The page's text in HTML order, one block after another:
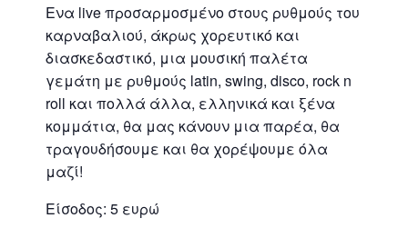
Ενα live προσαρμοσμένο στους ρυθμούς του
καρναβαλιού, άκρως χορευτικό και
διασκεδαστικό, μια μουσική παλέτα
γεμάτη με ρυθμούς latin, swing, disco, rock n
roll και πολλά άλλα, ελληνικά και ξένα
κομμάτια, θα μας κάνουν μια παρέα, θα
τραγουδήσουμε και θα χορέψουμε όλα
μαζί!
Είσοδος: 5 ευρώ